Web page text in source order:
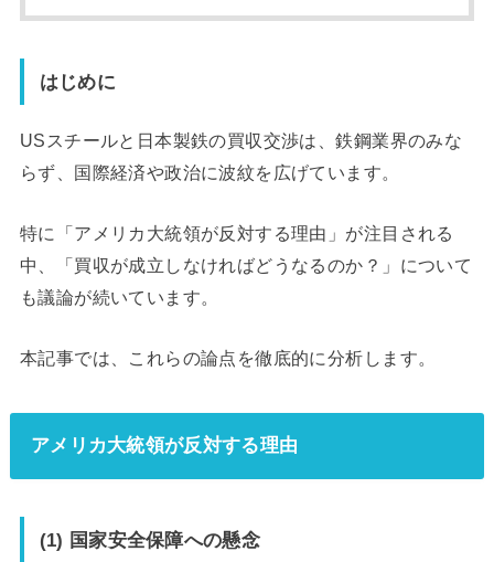
はじめに
USスチールと日本製鉄の買収交渉は、鉄鋼業界のみな
らず、国際経済や政治に波紋を広げています。
特に「アメリカ大統領が反対する理由」が注目される
中、「買収が成立しなければどうなるのか？」について
も議論が続いています。
本記事では、これらの論点を徹底的に分析します。
アメリカ大統領が反対する理由
(1) 国家安全保障への懸念